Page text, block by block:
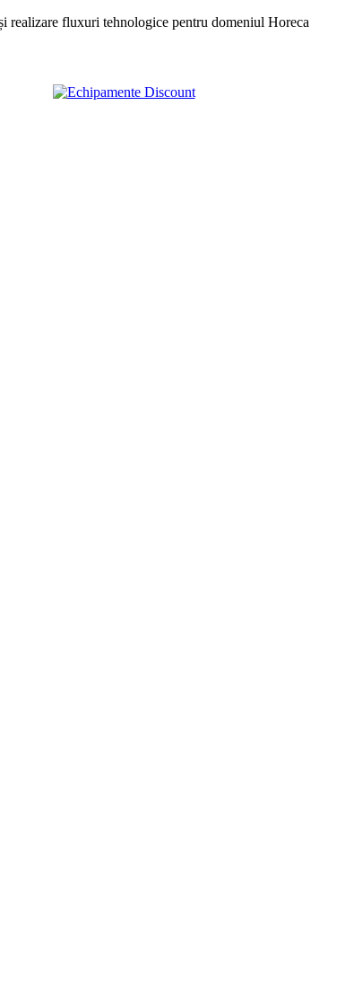
realizare fluxuri tehnologice pentru domeniul Horeca